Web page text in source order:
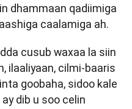
dhammaan qadiimiga
caalamiga ah.
cusub waxaa la siin
ilaaliyaan, cilmi-baaris
goobaha, sidoo kale
dib u soo celin